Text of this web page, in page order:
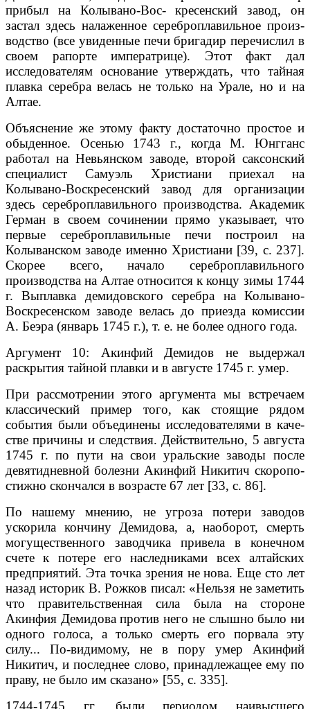
прибыл на Колывано-Вос- кресенский завод, он
застал здесь налаженное сереброплавильное произ­
водство (все увиденные печи бригадир перечислил в
своем рапорте императ­рице). Этот факт дал
исследователям основание утверждать, что тайная
плавка серебра велась не только на Урале, но и на
Алтае.
Объяснение же этому факту достаточно простое и
обыденное. Осенью 1743 г., когда М. Юнгганс
работал на Невьянском заводе, второй саксонский
специалист Самуэль Христиани приехал на
Колывано-Воскресенский завод для организации
здесь сереброплавильного производства. Академик
Герман в своем сочинении прямо указывает, что
первые сереброплавильные печи построил на
Колыванском заводе именно Христиани [39, с. 237].
Скорее все­го, начало сереброплавильного
производства на Алтае относится к концу зи­мы 1744
г. Выплавка демидовского серебра на Колывано-
Воскресенском за­воде велась до приезда комиссии
А. Беэра (январь 1745 г.), т. е. не более од­ного года.
Аргумент 10: Акинфий Демидов не выдержал
раскрытия тайной плавки и в августе 1745 г. умер.
При рассмотрении этого аргумента мы встречаем
классический пример того, как стоящие рядом
события были объединены исследователями в каче­
стве причины и следствия. Действительно, 5 августа
1745 г. по пути на свои уральские заводы после
девятидневной болезни Акинфий Никитич скоропо­
стижно скончался в возрасте 67 лет [33, с. 86].
По нашему мнению, не угроза потери заводов
ускорила кончину Демидо­ва, а, наоборот, смерть
могущественного заводчика привела в конечном
сче­те к потере его наследниками всех алтайских
предприятий. Эта точка зре­ния не нова. Еще сто лет
назад историк В. Рожков писал: «Нельзя не заметить
что правительственная сила была на стороне
Акинфия Демидова про­тив него не слышно было ни
одного голоса, а только смерть его порвала эту
силу... По-видимому, не в пору умер Акинфий
Никитич, и последнее слово, принадлежащее ему по
праву, не было им сказано» [55, с. 335].
1744-1745 гг. были периодом наивысшего